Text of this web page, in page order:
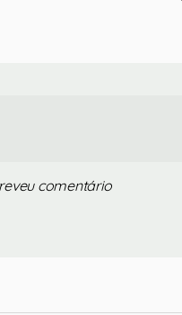
comentário